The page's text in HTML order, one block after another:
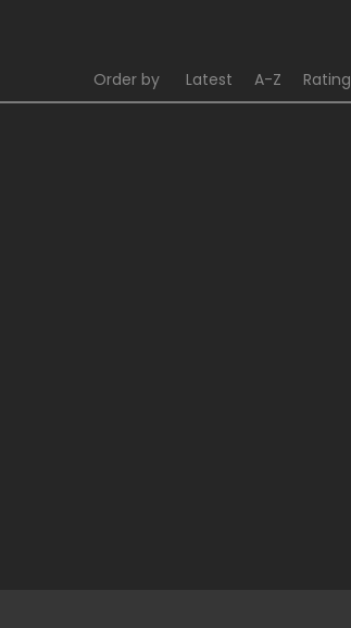
Order by Latest A-Z Rating